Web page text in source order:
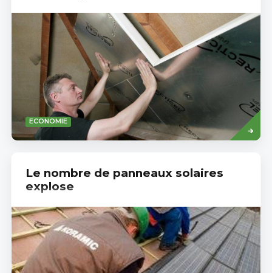
ECONOMIE
Read
more
Le nombre de panneaux solaires
explose